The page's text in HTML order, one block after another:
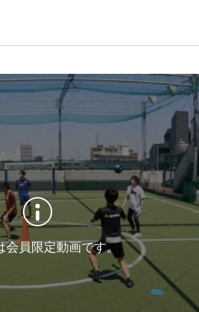
会員限定動画です。